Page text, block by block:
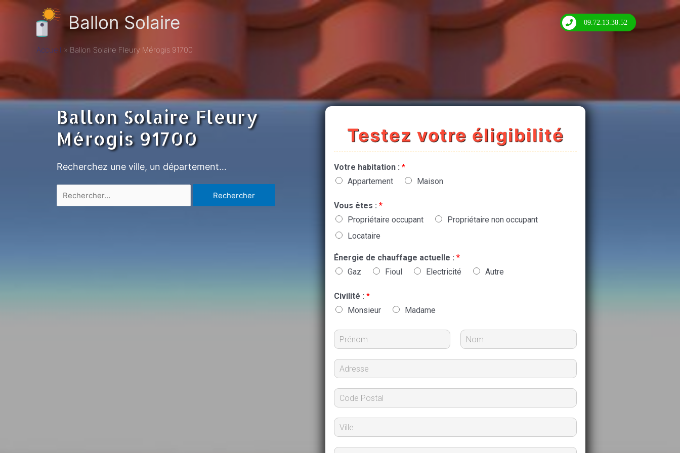
Ballon Solaire 09.72.13.38.52
Accueil Ballon Solaire Fleury Mérogis 91700
Ballon Solaire Fleury
Mérogis 91700
Recherchez une ville, un département…
Testez votre éligibilité
Votre habitation : *
Appartement
Maison
Vous êtes : *
Propriétaire occupant
Propriétaire non occupant
Locataire
Énergie de chauffage actuelle : *
Gaz
Fioul Electricité Autre
Civilité : *
Monsieur
Madame